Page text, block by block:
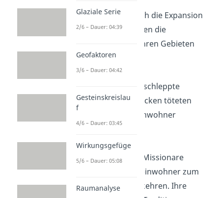
Verdrängung:
Durch die Expansion
der Europäer wurden die
Ureinwohner aus ihren Gebieten
gedrängt.
Eingeschleppte
Krankheiten wie Pocken töteten
etwa 90 % der Ureinwohner
Amerikas.
Christianisierung:
Missionare
versuchten, die Ureinwohner zum
Christentum zu bekehren. Ihre
Glaziale Serie
2/6 – Dauer: 04:39
Geofaktoren
3/6 – Dauer: 04:42
Gesteinskreislau
f
4/6 – Dauer: 03:45
Wirkungsgefüge
5/6 – Dauer: 05:08
Raumanalyse